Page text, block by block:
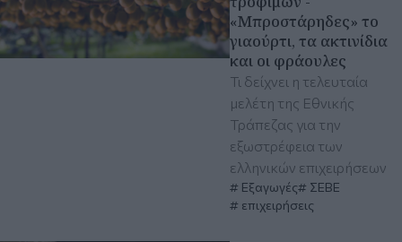
«Μπροστάρηδες» το
γιαούρτι, τα ακτινίδια
και οι φράουλες
Τι δείχνει η τελευταία
μελέτη της Εθνικής
Τράπεζας για την
εξωστρέφεια των
ελληνικών επιχειρήσεων
Εξαγωγές
ΣΕΒΕ
επιχειρήσεις